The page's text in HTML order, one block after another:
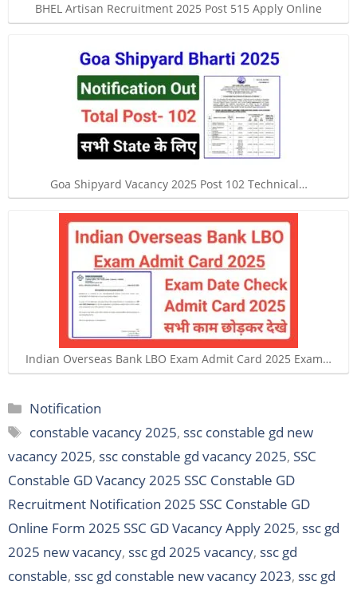
BHEL Artisan Recruitment 2025 Post 515 Apply Online
Goa Shipyard Vacancy 2025 Post 102 Technical…
Indian Overseas Bank LBO Exam Admit Card 2025 Exam…
Categories
Notification
Tags
constable vacancy 2025, ssc constable gd new
vacancy 2025, ssc constable gd vacancy 2025, SSC
Constable GD Vacancy 2025 SSC Constable GD
Recruitment Notification 2025 SSC Constable GD
Online Form 2025 SSC GD Vacancy Apply 2025, ssc gd
2025 new vacancy, ssc gd 2025 vacancy, ssc gd
constable, ssc gd constable new vacancy 2023, ssc gd